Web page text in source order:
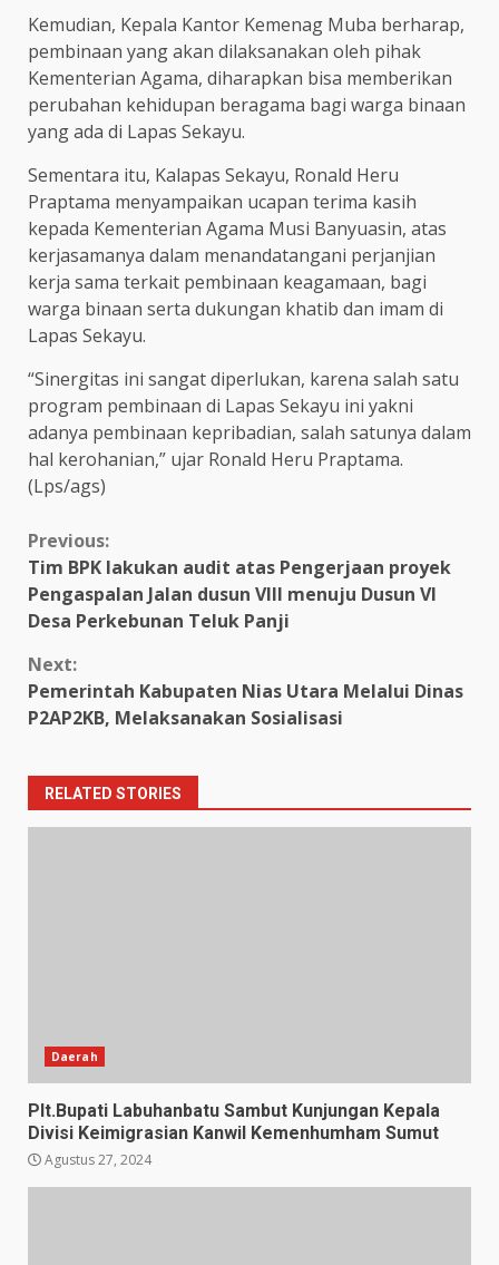
Kemudian, Kepala Kantor Kemenag Muba berharap,
pembinaan yang akan dilaksanakan oleh pihak
Kementerian Agama, diharapkan bisa memberikan
perubahan kehidupan beragama bagi warga binaan
yang ada di Lapas Sekayu.
Sementara itu, Kalapas Sekayu, Ronald Heru
Praptama menyampaikan ucapan terima kasih
kepada Kementerian Agama Musi Banyuasin, atas
kerjasamanya dalam menandatangani perjanjian
kerja sama terkait pembinaan keagamaan, bagi
warga binaan serta dukungan khatib dan imam di
Lapas Sekayu.
“Sinergitas ini sangat diperlukan, karena salah satu
program pembinaan di Lapas Sekayu ini yakni
adanya pembinaan kepribadian, salah satunya dalam
hal kerohanian,” ujar Ronald Heru Praptama.
(Lps/ags)
Continue
Reading
Previous:
Tim BPK lakukan audit atas Pengerjaan proyek
Pengaspalan Jalan dusun VIII menuju Dusun VI
Desa Perkebunan Teluk Panji
Next:
Pemerintah Kabupaten Nias Utara Melalui Dinas
P2AP2KB, Melaksanakan Sosialisasi
RELATED STORIES
Daerah
Plt.Bupati Labuhanbatu Sambut Kunjungan Kepala
Divisi Keimigrasian Kanwil Kemenhumham Sumut
Agustus 27, 2024